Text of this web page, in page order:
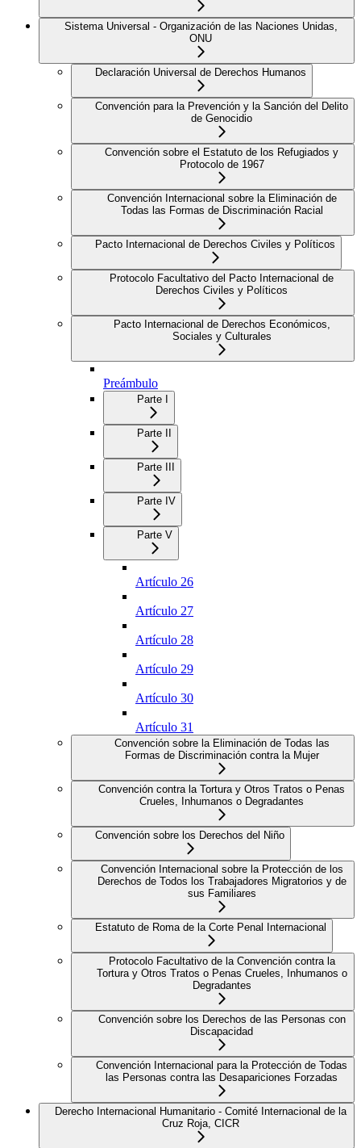
Sistema Universal - Organización de las Naciones Unidas,
ONU
Declaración Universal de Derechos Humanos
Convención para la Prevención y la Sanción del Delito
de Genocidio
Convención sobre el Estatuto de los Refugiados y
Protocolo de 1967
Convención Internacional sobre la Eliminación de
Todas las Formas de Discriminación Racial
Pacto Internacional de Derechos Civiles y Políticos
Protocolo Facultativo del Pacto Internacional de
Derechos Civiles y Políticos
Pacto Internacional de Derechos Económicos,
Sociales y Culturales
Preámbulo
Parte I
Parte II
Parte III
Parte IV
Parte V
Artículo 26
Artículo 27
Artículo 28
Artículo 29
Artículo 30
Artículo 31
Convención sobre la Eliminación de Todas las
Formas de Discriminación contra la Mujer
Convención contra la Tortura y Otros Tratos o Penas
Crueles, Inhumanos o Degradantes
Convención sobre los Derechos del Niño
Convención Internacional sobre la Protección de los
Derechos de Todos los Trabajadores Migratorios y de
sus Familiares
Estatuto de Roma de la Corte Penal Internacional
Protocolo Facultativo de la Convención contra la
Tortura y Otros Tratos o Penas Crueles, Inhumanos o
Degradantes
Convención sobre los Derechos de las Personas con
Discapacidad
Convención Internacional para la Protección de Todas
las Personas contra las Desapariciones Forzadas
Derecho Internacional Humanitario - Comité Internacional de la
Cruz Roja, CICR